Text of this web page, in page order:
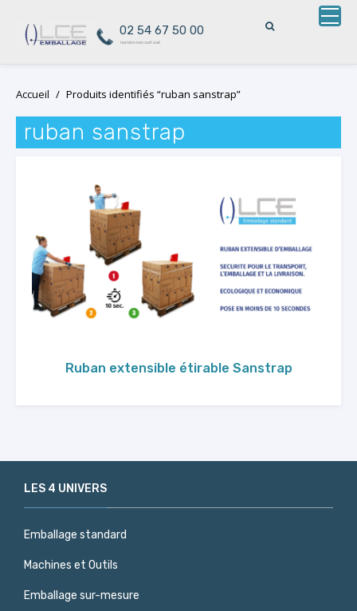
02 54 67 50 00
numéro non surtaxé
content
Accueil / Produits identifiés “ruban sanstrap”
ruban sanstrap
Ruban extensible étirable Sanstrap
LES 4 UNIVERS
Emballage standard
Machines et Outils
Emballage sur-mesure